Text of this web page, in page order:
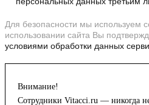
Для безопасности мы используем
использовании сайта Вы
условиями обработки данных
Внимание!
Сотрудники Vitacci.ru — никогда